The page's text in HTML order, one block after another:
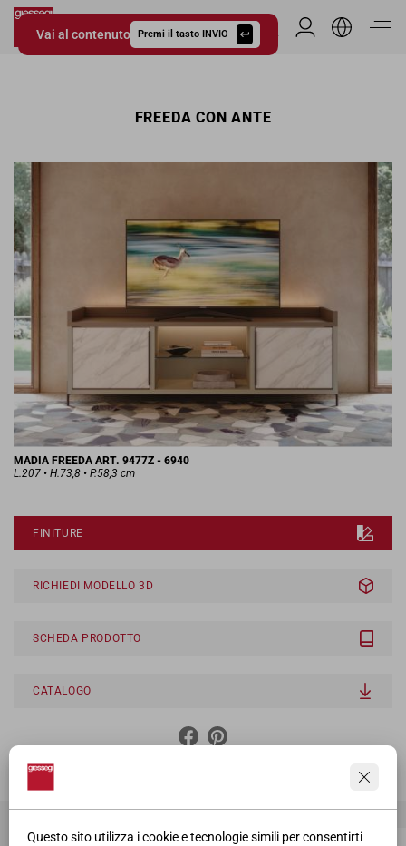
Questo sito utilizza i cookie e tecnologie simili per consentirti
Vai al contenuto Premi il tasto INVIO
Giessegi.it
Area Riservata
FREEDA CON ANTE
MADIA FREEDA ART. 9477Z - 6940
L.207 • H.73,8 • P.58,3 cm
FINITURE
RICHIEDI MODELLO 3D
SCHEDA PRODOTTO
CATALOGO